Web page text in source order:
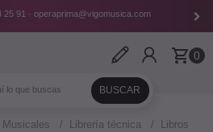
25 91 · operaprima@vigomusica.com
0
Librería técnica
Libros